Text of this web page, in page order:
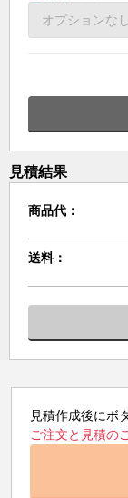
見積結果
商品代：
送料：
見積作成後にボ
ご注文と見積の